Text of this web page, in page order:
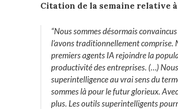
Citation de la semaine relative à
“Nous sommes désormais
l’avons traditionnellement comprise.
premiers agents IA rejoindre la
productivité des entreprises. (…)
superintelligence au vrai sens du
sommes là pour le futur glorieux.
plus. Les outils superintelligents